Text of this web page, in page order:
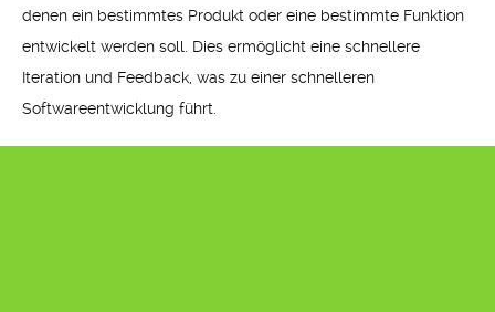
denen ein bestimmtes Produkt oder eine bestimmte Funktion
entwickelt werden soll. Dies ermöglicht eine schnellere
Iteration und Feedback, was zu einer schnelleren
Softwareentwicklung führt.